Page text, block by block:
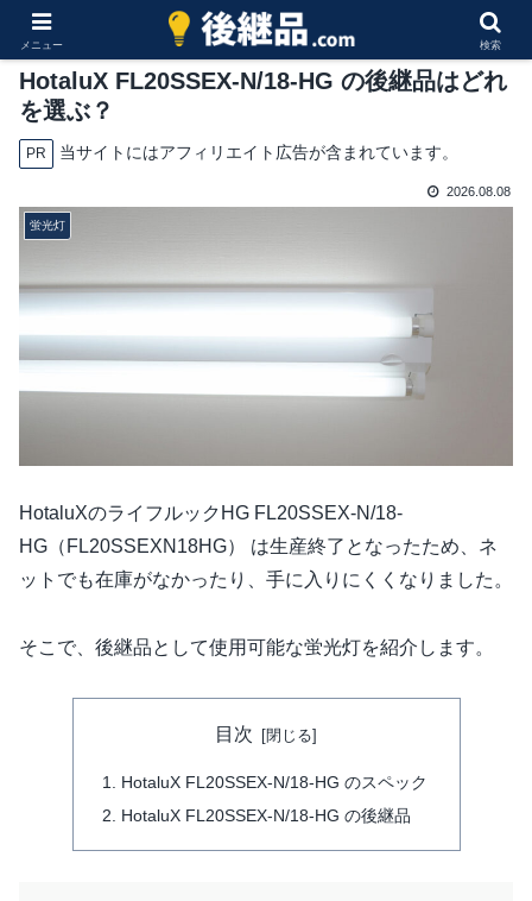
HotaluX FL20SSEX-N/18-HG の後継品はどれ
を選ぶ？
PR 当サイトにはアフィリエイト広告が含まれています。
2026.08.08
蛍光灯
HotaluXのライフルックHG FL20SSEX-N/18-
HG（FL20SSEXN18HG） は生産終了となったため、ネ
ットでも在庫がなかったり、手に入りにくくなりました。
そこで、後継品として使用可能な蛍光灯を紹介します。
目次
HotaluX FL20SSEX-N/18-HG のスペック
HotaluX FL20SSEX-N/18-HG の後継品
メニュー 検索